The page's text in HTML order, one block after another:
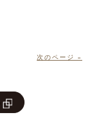
次のページ »